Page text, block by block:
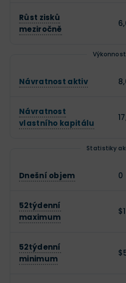
Růst zisků
meziročně
Výkonnost
Návratnost aktiv
Návratnost
vlastního kapitálu
Statistiky
Dnešní objem 0
52týdenní
maximum
52týdenní
minimum